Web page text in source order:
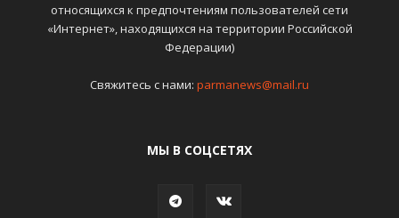
относящихся к предпочтениям пользователей сети
«Интернет», находящихся на территории Российской
Федерации)
Свяжитесь с нами: parmanews@mail.ru
МЫ В СОЦСЕТЯХ